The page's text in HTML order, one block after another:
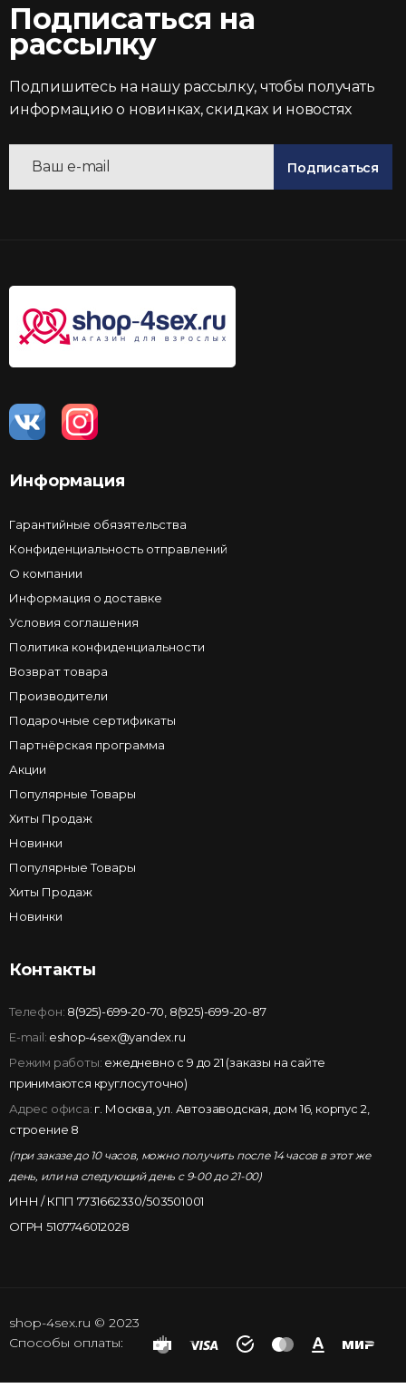
Подписаться на
рассылку
Подпишитесь на нашу рассылку, чтобы получать
информацию о новинках, скидках и новостях
Подписаться
Информация
Гарантийные обязятельства
Конфиденциальность отправлений
О компании
Информация о доставке
Условия соглашения
Политика конфиденциальности
Возврат товара
Производители
Подарочные сертификаты
Партнёрская программа
Акции
Популярные Товары
Хиты Продаж
Новинки
Популярные Товары
Хиты Продаж
Новинки
Контакты
Телефон: 8(925)-699-20-70 8(925)-699-20-87
E-mail: eshop-4sex@yandex.ru
Режим работы: ежедневно с 9 до 21 (заказы на сайте
принимаются круглосуточно)
Адрес офиса: г. Москва, ул. Автозаводская, дом 16, корпус 2,
строение 8
(при заказе до 10 часов, можно получить после 14 часов в этот же
день, или на следующий день с 9-00 до 21-00)
ИНН / КПП 7731662330/503501001
ОГРН 5107746012028
shop-4sex.ru © 2023
Способы оплаты: